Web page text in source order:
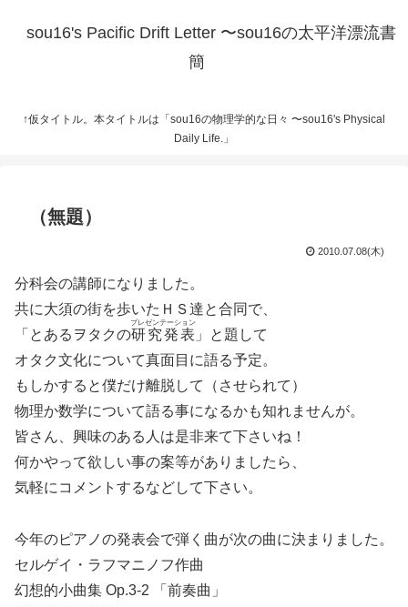
sou16's Pacific Drift Letter 〜sou16の太平洋漂流書
簡
↑仮タイトル。本タイトルは「sou16の物理学的な日々 〜sou16's Physical
Daily Life.」
（無題）
2010.07.08(木)
分科会の講師になりました。
共に大須の街を歩いたＨＳ達と合同で、
「とあるヲタクの研究発表
プレゼンテーション
」と題して
オタク文化について真面目に語る予定。
もしかすると僕だけ離脱して（させられて）
物理か数学について語る事になるかも知れませんが。
皆さん、興味のある人は是非来て下さいね！
何かやって欲しい事の案等がありましたら、
気軽にコメントするなどして下さい。
今年のピアノの発表会で弾く曲が次の曲に決まりました。
セルゲイ・ラフマニノフ作曲
幻想的小曲集 Op.3-2 「前奏曲」